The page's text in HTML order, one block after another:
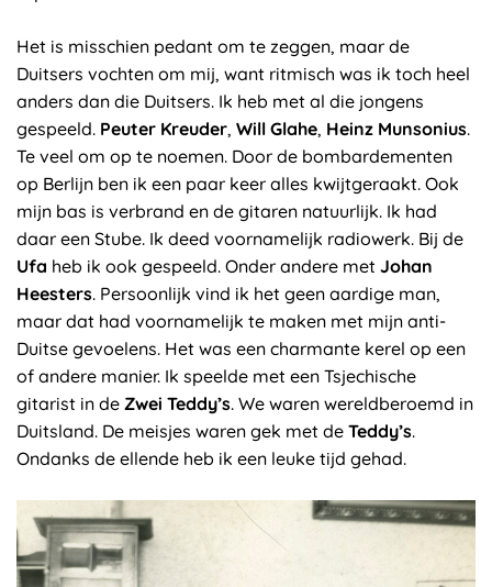
Het is misschien pedant om te zeggen, maar de
Duitsers vochten om mij, want ritmisch was ik toch heel
anders dan die Duitsers. Ik heb met al die jongens
gespeeld. Peuter Kreuder, Will Glahe, Heinz Munsonius.
Te veel om op te noemen. Door de bombardementen
op Berlijn ben ik een paar keer alles kwijtgeraakt. Ook
mijn bas is verbrand en de gitaren natuurlijk. Ik had
daar een Stube. Ik deed voornamelijk radiowerk. Bij de
Ufa heb ik ook gespeeld. Onder andere met Johan
Heesters. Persoonlijk vind ik het geen aardige man,
maar dat had voornamelijk te maken met mijn anti-
Duitse gevoelens. Het was een charmante kerel op een
of andere manier. Ik speelde met een Tsjechische
gitarist in de Zwei Teddy’s. We waren wereldberoemd in
Duitsland. De meisjes waren gek met de Teddy’s.
Ondanks de ellende heb ik een leuke tijd gehad.